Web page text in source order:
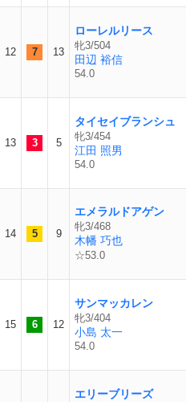
12 7 13
ローレルリース
牝3/504
田辺 裕信
54.0
13 3 5
タイセイブランシュ
牝3/454
江田 照男
54.0
14 5 9
エメラルドアゲン
牝3/468
木幡 巧也
☆53.0
15 6 12
サンマッカレン
牝3/404
小島 太一
54.0
エリーブリーズ